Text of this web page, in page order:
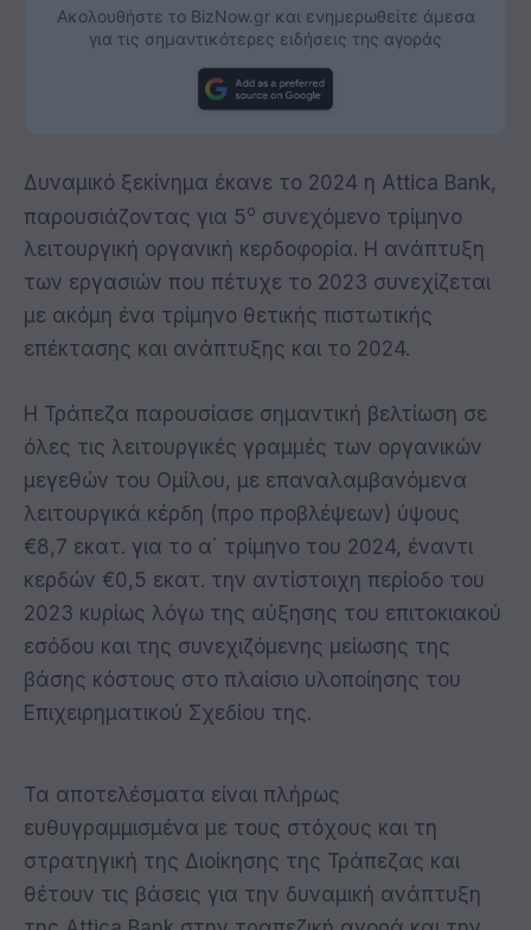
Ακολουθήστε το BizNow.gr και ενημερωθείτε άμεσα
για τις σημαντικότερες ειδήσεις της αγοράς
Δυναμικό ξεκίνημα έκανε το 2024 η Attica Bank,
παρουσιάζοντας για 5ο συνεχόμενο τρίμηνο
λειτουργική οργανική κερδοφορία. Η ανάπτυξη
των εργασιών που πέτυχε το 2023 συνεχίζεται
με ακόμη ένα τρίμηνο θετικής πιστωτικής
επέκτασης και ανάπτυξης και το 2024.
Η Τράπεζα παρουσίασε σημαντική βελτίωση σε
όλες τις λειτουργικές γραμμές των οργανικών
μεγεθών του Ομίλου, με επαναλαμβανόμενα
λειτουργικά κέρδη (προ προβλέψεων) ύψους
€8,7 εκατ. για το α΄ τρίμηνο του 2024, έναντι
κερδών €0,5 εκατ. την αντίστοιχη περίοδο του
2023 κυρίως λόγω της αύξησης του επιτοκιακού
εσόδου και της συνεχιζόμενης μείωσης της
βάσης κόστους στο πλαίσιο υλοποίησης του
Επιχειρηματικού Σχεδίου της.
Τα αποτελέσματα είναι πλήρως
ευθυγραμμισμένα με τους στόχους και τη
στρατηγική της Διοίκησης της Τράπεζας και
θέτουν τις βάσεις για την δυναμική ανάπτυξη